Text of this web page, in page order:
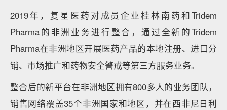
2019年，复星医药对成员企业桂林南药和Tridem
Pharma的非洲业务进行整合，通过全新的Tridem
Pharma在非洲地区开展医药产品的本地注册、进口分
销、市场推广和药物安全警戒等第三方服务业务。
整合后的新平台在非洲地区拥有800多人的业务团队，
销售网络覆盖35个非洲国家和地区，并在西非尼日利